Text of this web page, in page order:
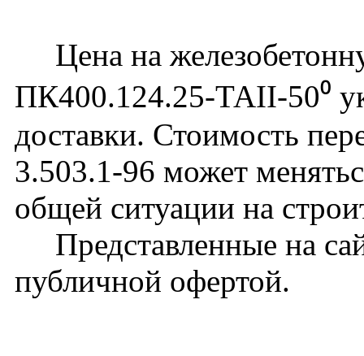
Цена на
ПК400.124.25-ТАII-50⁰
доставки. Стоимость
3.503.1-96 может
общей ситуации на
Представленные на
публичной офертой.